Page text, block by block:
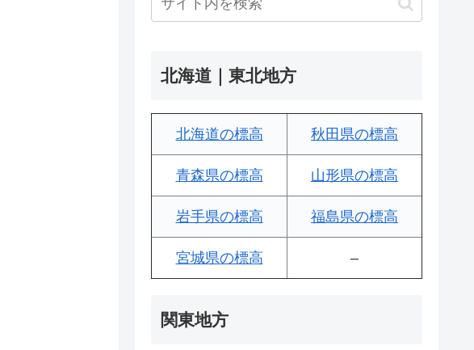
北海道｜東北地方
北海道の標高 秋田県の標高
青森県の標高 山形県の標高
岩手県の標高 福島県の標高
宮城県の標高 –
関東地方